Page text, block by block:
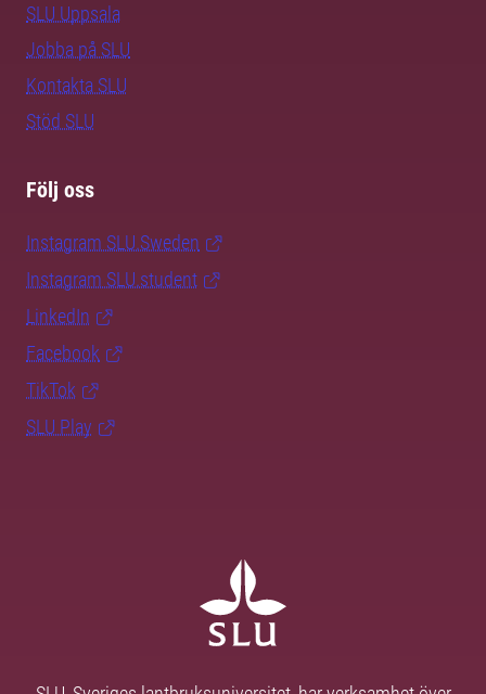
SLU Uppsala
Jobba på SLU
Kontakta SLU
Stöd SLU
Följ oss
Instagram SLU.Sweden
Instagram SLU.student
LinkedIn
Facebook
TikTok
SLU Play